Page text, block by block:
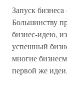
Запуск
Большинству
бизнес-идею,
успешный
многие
первой же